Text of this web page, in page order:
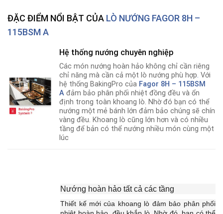
ĐẶC ĐIỂM NỔI BẬT CỦA LÒ NƯỚNG FAGOR 8H –
115BSM A
Hệ thống nướng chuyên nghiệp
Các món nướng hoàn hảo không chỉ cần riêng
chỉ năng mà cần cả một lò nướng phù hợp. Với
hệ thống BakingPro của Fagor 8H – 115BSM
A đảm bảo phân phối nhiệt đồng đều và ổn
định trong toàn khoang lò. Nhờ đó bạn có thể
nướng một mẻ bánh lớn đảm bảo chúng sẽ chín
vàng đều. Khoang lò cũng lớn hơn và có nhiều
tầng để bản có thể nướng nhiều món cùng một
lúc
Nướng hoàn hảo tất cả các tầng
Thiết kế mới của khoang lò đảm bảo phân phối